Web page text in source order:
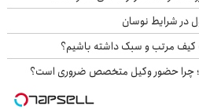
در شرایط نوسان
مرتب و سبک داشته باشیم؟
چرا حضور وکیل متخصص ضروری است؟